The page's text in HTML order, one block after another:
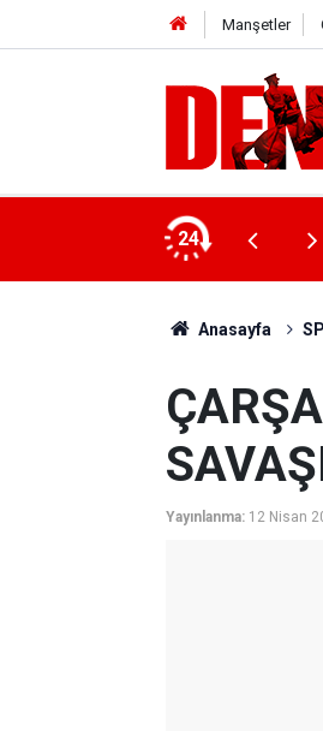
Manşetler
24
Anasayfa
Yayınlanma: 12 Nisan